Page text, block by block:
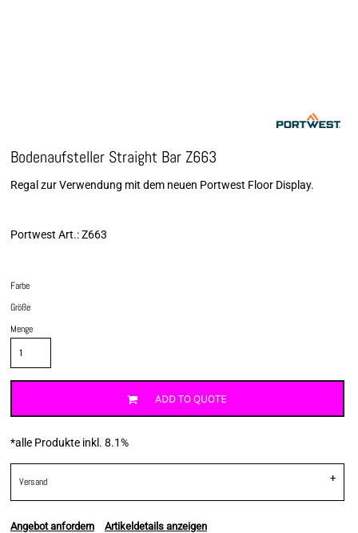
Bodenaufsteller Straight Bar Z663
Regal zur Verwendung mit dem neuen Portwest Floor Display.
Portwest Art.: Z663
Farbe
Größe
Menge
ADD TO QUOTE
*alle Produkte inkl. 8.1%
Versand
Angebot anfordern Artikeldetails anzeigen